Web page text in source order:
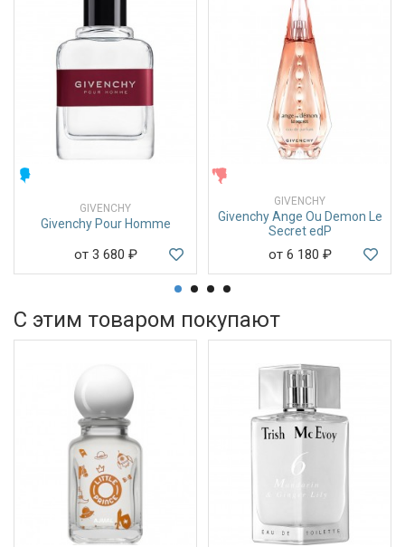
GIVENCHY
Givenchy Pour Homme
от 3 680 ₽
GIVENCHY
Givenchy Ange Ou Demon Le
Secret edP
от 6 180 ₽
С этим товаром покупают